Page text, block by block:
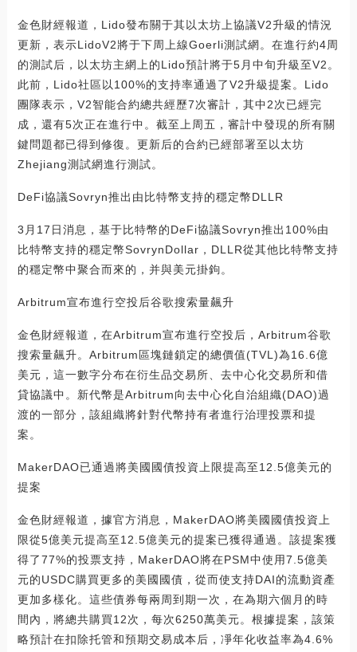
金色財經報道，Lido發布關于其以太坊上協議V2升級的情況
更新，表示LidoV2將于下周上線Goerli測試網。在進行約4周
的測試后，以太坊主網上的Lido預計將于5月中旬升級至V2。
此前，Lido社區以100%的支持率通過了V2升級提案。Lido
團隊表示，V2智能合約總共經歷7次審計，其中2次已經完
成，還有5次正在進行中。截至上周五，審計中發現的所有關
鍵問題都已得到修復。更新后的合約已經部署至以太坊
Zhejiang測試網進行測試。
DeFi協議Sovryn推出由比特幣支持的穩定幣DLLR
3月17日消息，基于比特幣的DeFi協議Sovryn推出100%由
比特幣支持的穩定幣SovrynDollar，DLLR從其他比特幣支持
的穩定幣中聚合而來的，并與美元掛鉤。
Arbitrum宣布進行空投后谷歌搜索量飆升
金色財經報道，在Arbitrum宣布進行空投后，Arbitrum谷歌
搜索量飆升。Arbitrum區塊鏈鎖定的總價值(TVL)為16.6億
美元，這一數字分布在衍生品交易所、去中心化交易所和借
貸協議中。新代幣是Arbitrum向去中心化自治組織(DAO)過
渡的一部分，該組織將針對代幣持有者進行治理投票和提
案。
MakerDAO已通過將美國國債投資上限提高至12.5億美元的
提案
金色財經報道，據官方消息，MakerDAO將美國國債投資上
限從5億美元提高至12.5億美元的提案已獲得通過。該提案獲
得了77%的投票支持，MakerDAO將在PSM中使用7.5億美
元的USDC購買更多的美國國債，從而使支持DAI的流動資產
更加多樣化。這些債券每兩周到期一次，在為期六個月的時
間內，將總共購買12次，每次6250萬美元。根據提案，該策
略預計在扣除托管和預期交易成本后，凈年化收益率為4.6%